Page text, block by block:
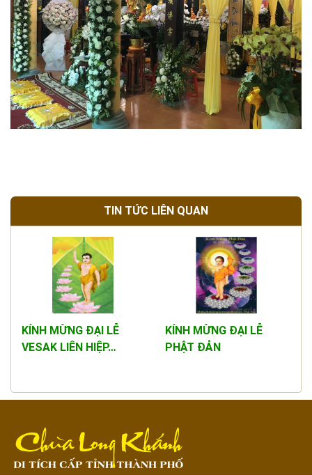
TIN TỨC LIÊN QUAN
KÍNH MỪNG ĐẠI LỄ
VESAK LIÊN HIỆP…
KÍNH MỪNG ĐẠI LỄ
PHẬT ĐẢN